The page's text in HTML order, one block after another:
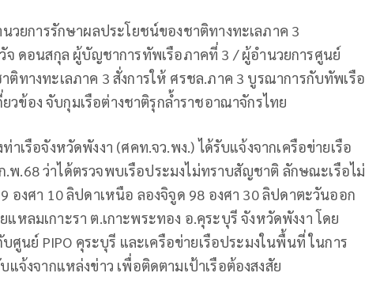
วยการรักษาผลประโยชน์ของชาติทางทะเลภาค 3
จ ดอนสกุล ผู้บัญชาการทัพเรือภาคที่ 3 / ผู้อำนวยการศูนย์
ติทางทะเลภาค 3 สั่งการให้ ศรชล.ภาค 3 บูรณาการกับทัพเรือ
วข้อง จับกุมเรือต่างชาติรุกล้ำราชอาณาจักรไทย
เรือจังหวัดพังงา (ศคท.จว.พง.) ได้รับแจ้งจากเครือข่ายเรือ
.พ.68 ว่าได้ตรวจพบเรือประมงไม่ทราบสัญชาติ ลักษณะเรือไม่
งศา 10 ลิปดาเหนือ ลองจิจูด 98 องศา 30 ลิปดาตะวันออก
แหลมเกาะรา ต.เกาะพระทอง อ.คุระบุรี จังหวัดพังงา โดย
นย์ PIPO คุระบุรี และเครือข่ายเรือประมงในพื้นที่ ในการ
แจ้งจากแหล่งข่าว เพื่อติดตามเป้าเรือต้องสงสัย